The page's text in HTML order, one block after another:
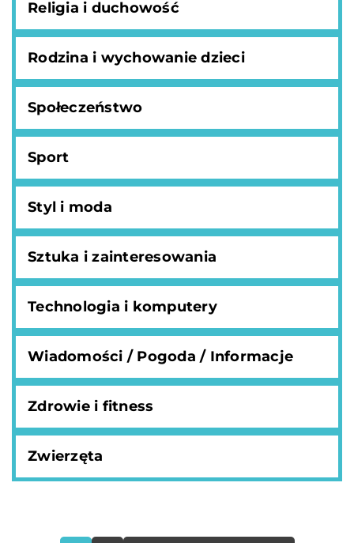
Religia i duchowość
Rodzina i wychowanie dzieci
Społeczeństwo
Sport
Styl i moda
Sztuka i zainteresowania
Technologia i komputery
Wiadomości / Pogoda / Informacje
Zdrowie i fitness
Zwierzęta